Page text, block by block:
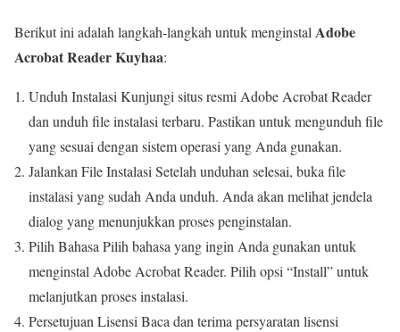
Berikut ini adalah langkah-langkah untuk menginstalAdobe
Acrobat Reader Kuyhaa:
Unduh Instalasi Kunjungi situs resmi Adobe Acrobat Reader
dan unduh file instalasi terbaru. Pastikan untuk mengunduh file
yang sesuai dengan sistem operasi yang Anda gunakan.
Jalankan File Instalasi Setelah unduhan selesai, buka file
instalasi yang sudah Anda unduh. Anda akan melihat jendela
dialog yang menunjukkan proses penginstalan.
Pilih Bahasa Pilih bahasa yang ingin Anda gunakan untuk
menginstal Adobe Acrobat Reader. Pilih opsi “Install” untuk
melanjutkan proses instalasi.
Persetujuan Lisensi Baca dan terima persyaratan lisensi